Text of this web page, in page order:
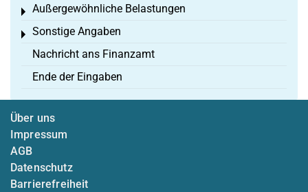
Außergewöhnliche Belastungen
Toggle menu
Sonstige Angaben
Toggle menu
Nachricht ans Finanzamt
Ende der Eingaben
Über uns
Impressum
AGB
Datenschutz
Barrierefreiheit